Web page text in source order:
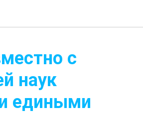
с
наук
едиными